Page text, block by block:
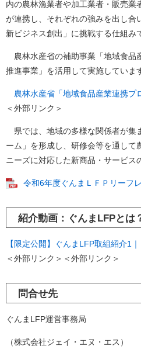
内の農林漁業者や加工業者・販売業
が連携し、それぞれの強みを出し合
新ビジネス創出」に挑戦する仕組み
農林水産省の補助事業「地域食品
推進事業」を活用して実施していま
農林水産省「地域食品産業連携プ
＜外部リンク＞
県では、地域の多様な関係者が集
ーム」を形成し、研修会等を通して
ニーズに対応した新商品・サービス
令和6年度ぐんまＬＦＰリーフ
紹介動画：ぐんまLFPとは
【限定公開】ぐんまLFP取組紹介1
＜外部リンク＞ ＜外部リンク＞
問合せ先
ぐんまLFP運営事務局
（株式会社ジェイ・エヌ・エス）